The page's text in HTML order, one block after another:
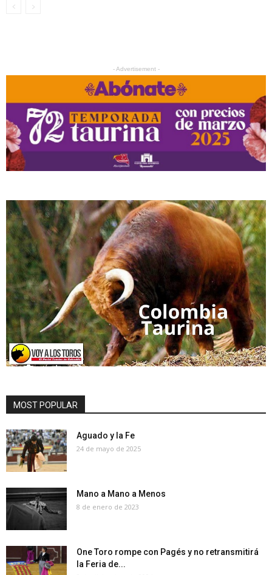
- Advertisement -
MOST POPULAR
Aguado y la Fe
24 de mayo de 2025
Mano a Mano a Menos
8 de enero de 2023
One Toro rompe con Pagés y no retransmitirá
la Feria de...